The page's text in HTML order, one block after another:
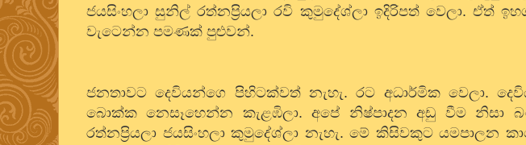
ජයසිංහලා සුනිල් රත්නප්‍රියලා රවි කුමුදේශ්ලා ඉදිරිපත් වෙලා. ඒත්
වැටෙන්න පමණක් පුළුවන්.
ජනතාවට දෙවියන්ගෙ පිහිටක්වත් නැහැ. රට අධාර්මික වෙලා.
බොක්ක නෙසෑහෙන්න කැළඹිලා. අපේ නිෂ්පාදන අඩු වීම නිසා
රත්නප්‍රියලා ජයසිංහලා කුමුදේශ්ලා නැහැ. මේ කිසිවකුට යමපාලන